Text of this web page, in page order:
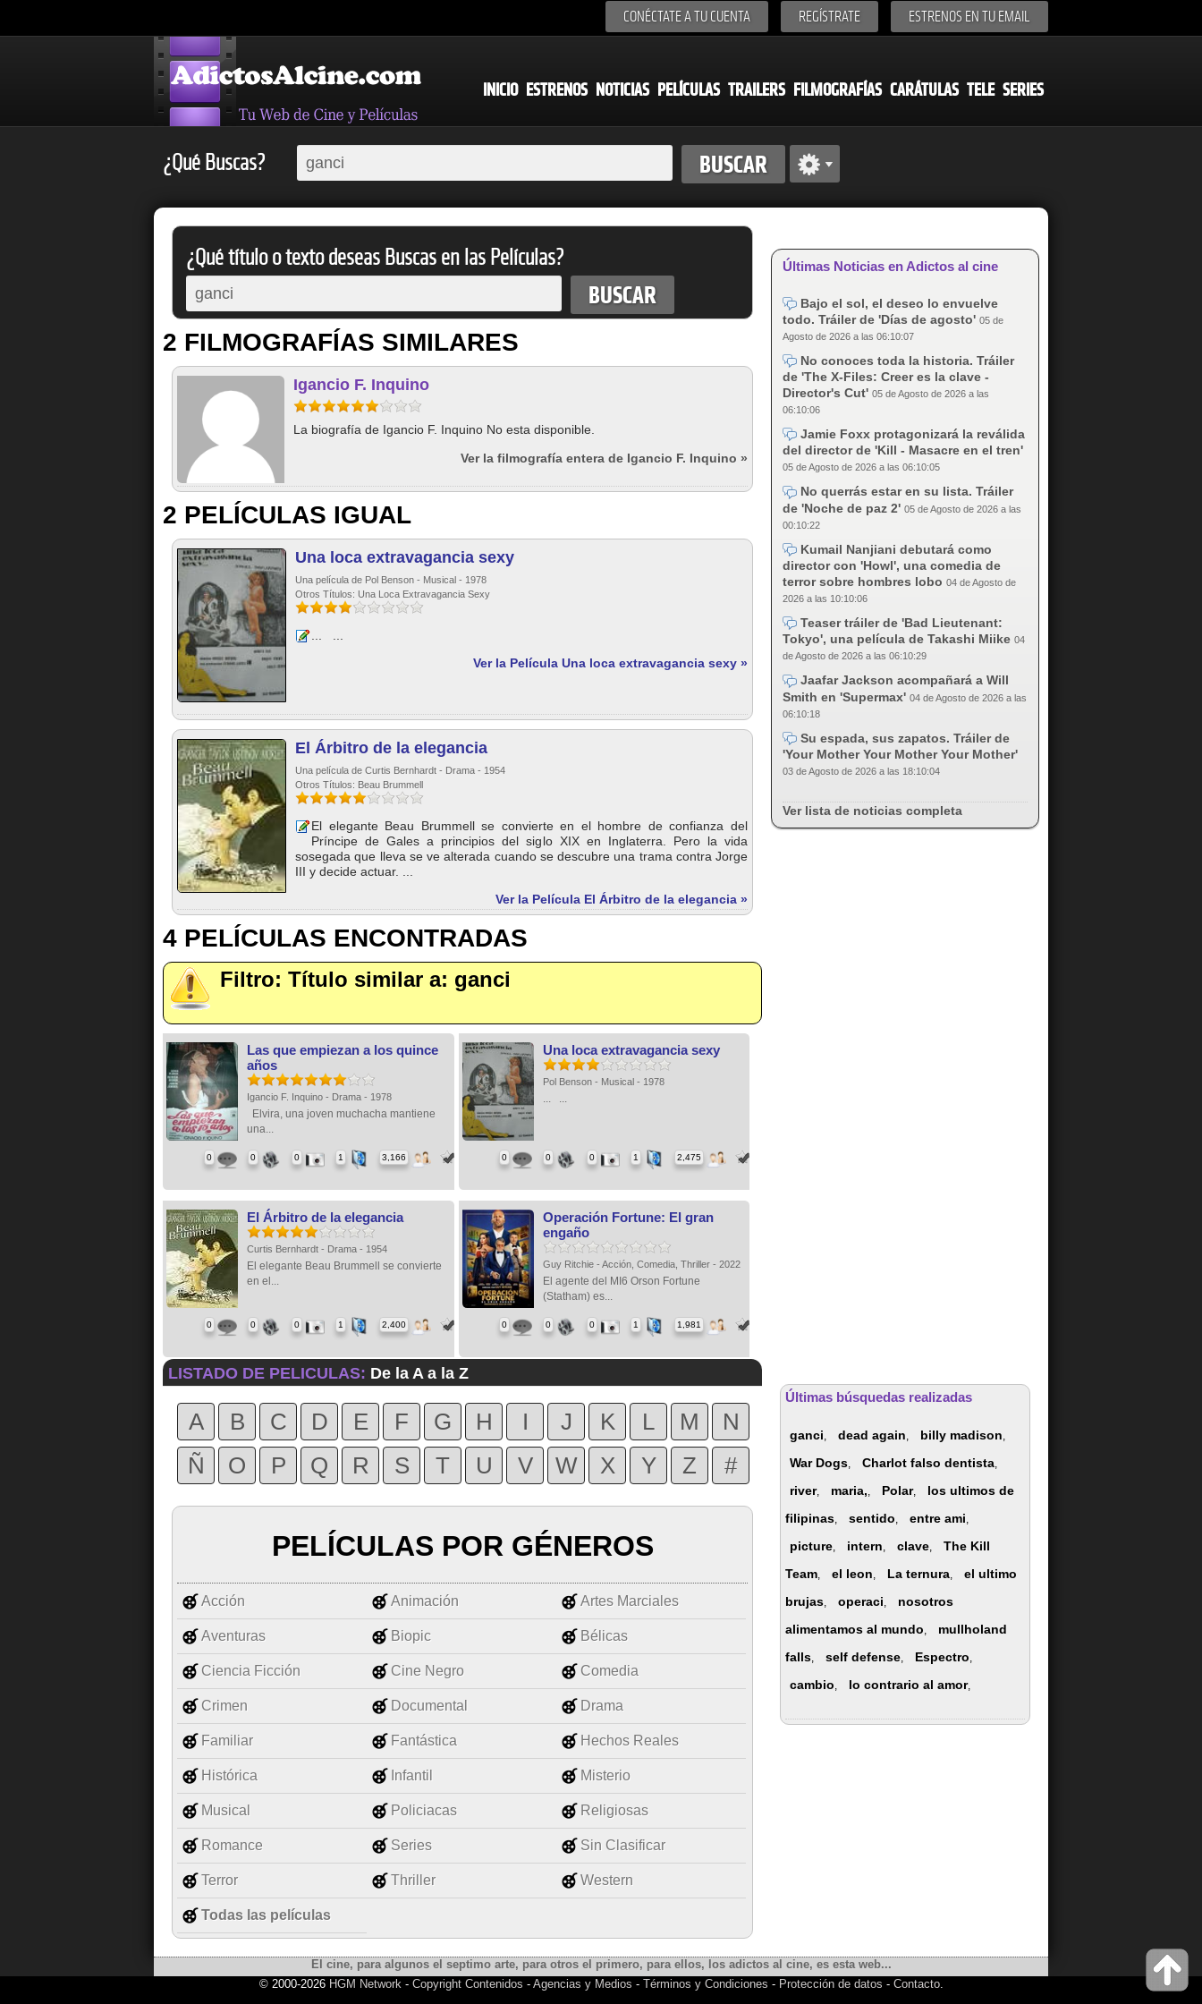
CONÉCTATE A TU CUENTA REGÍSTRATE ESTRENOS EN TU EMAIL
INICIO ESTRENOS NOTICIAS PELÍCULAS TRAILERS FILMOGRAFÍAS CARÁTULAS TELE SERIES
¿Qué Buscas?
¿Qué título o texto deseas Buscas en las Películas?
2 FILMOGRAFÍAS SIMILARES
Igancio F. Inquino
La biografía de Igancio F. Inquino No esta disponible.
Ver la filmografía entera de Igancio F. Inquino »
2 PELÍCULAS IGUAL
Una loca extravagancia sexy
Una película de Pol Benson - Musical - 1978
Otros Títulos: Una Loca Extravagancia Sexy
Ver la Película Una loca extravagancia sexy »
El Árbitro de la elegancia
Una película de Curtis Bernhardt - Drama - 1954
Otros Títulos: Beau Brummell
El elegante Beau Brummell se convierte en el hombre de confianza del
Príncipe de Gales a principios del siglo XIX en Inglaterra. Pero la vida
sosegada que lleva se ve alterada cuando se descubre una trama contra Jorge
III y decide actuar. ...
Ver la Película El Árbitro de la elegancia »
4 PELÍCULAS ENCONTRADAS
Filtro: Título similar a: ganci
Las que empiezan a los quince
años
Igancio F. Inquino - Drama - 1978
Elvira, una joven muchacha mantiene
una...
0 0 0 1 3,166
Una loca extravagancia sexy
Pol Benson - Musical - 1978
... ...
0 0 0 1 2,475
El Árbitro de la elegancia
Curtis Bernhardt - Drama - 1954
El elegante Beau Brummell se convierte
en el...
0 0 0 1 2,400
Operación Fortune: El gran
engaño
Guy Ritchie - Acción, Comedia, Thriller - 2022
El agente del MI6 Orson Fortune
(Statham) es...
0 0 0 1 1,981
LISTADO DE PELICULAS: De la A a la Z
A B C D E F G H I J K L M
N
Ñ
O P Q R S T U V W X Y Z #
PELÍCULAS POR GÉNEROS
Acción Animación Artes Marciales
Aventuras Biopic Bélicas
Ciencia Ficción Cine Negro Comedia
Crimen Documental Drama
Familiar Fantástica Hechos Reales
Histórica Infantil Misterio
Musical Policiacas Religiosas
Romance Series Sin Clasificar
Terror Thriller Western
Todas las películas
Últimas Noticias en Adictos al cine
Bajo el sol, el deseo lo envuelve
todo. Tráiler de 'Días de agosto' 05 de
Agosto de 2026 a las 06:10:07
No conoces toda la historia. Tráiler
de 'The X-Files: Creer es la clave -
Director's Cut' 05 de Agosto de 2026 a las
06:10:06
Jamie Foxx protagonizará la reválida
del director de 'Kill - Masacre en el tren'
05 de Agosto de 2026 a las 06:10:05
No querrás estar en su lista. Tráiler
de 'Noche de paz 2' 05 de Agosto de 2026 a las
00:10:22
Kumail Nanjiani debutará como
director con 'Howl', una comedia de
terror sobre hombres lobo 04 de Agosto de
2026 a las 10:10:06
Teaser tráiler de 'Bad Lieutenant:
Tokyo', una película de Takashi Miike 04
de Agosto de 2026 a las 06:10:29
Jaafar Jackson acompañará a Will
Smith en 'Supermax' 04 de Agosto de 2026 a las
06:10:18
Su espada, sus zapatos. Tráiler de
'Your Mother Your Mother Your Mother'
03 de Agosto de 2026 a las 18:10:04
Ver lista de noticias completa
Últimas búsquedas realizadas
ganci, dead again, billy madison,
War Dogs, Charlot falso dentista,
river, maria,, Polar,
los ultimos de
filipinas, sentido, entre ami,
picture, intern, clave,
The Kill
Team, el leon, La ternura,
el ultimo
brujas, operaci,
nosotros
alimentamos al mundo,
mullholand
falls, self defense, Espectro,
cambio, lo contrario al amor,
El cine, para algunos el septimo arte, para otros el primero, para ellos, los adictos al cine, es esta web...
© 2000-2026 HGM Network- Copyright Contenidos - Agencias y Medios - Términos y Condiciones - Protección de datos - Contacto.